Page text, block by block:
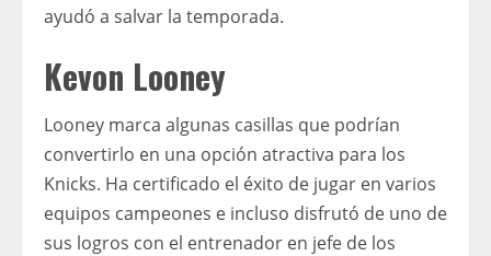
ayudó a salvar la temporada.
Kevon Looney
Looney marca algunas casillas que podrían
convertirlo en una opción atractiva para los
Knicks. Ha certificado el éxito de jugar en varios
equipos campeones e incluso disfrutó de uno de
sus logros con el entrenador en jefe de los